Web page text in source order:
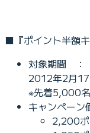
■『ポイント半額
対象期間 ：
2012年2月
※先着5,000名
キャンペーン
2,200